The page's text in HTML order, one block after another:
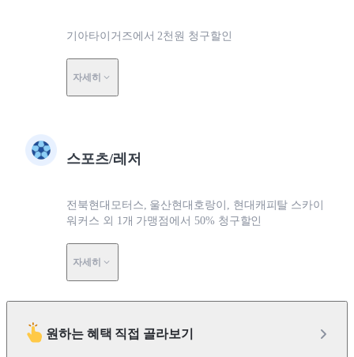
기아타이거즈에서 2천원 청구할인
자세히
스포츠/레저
전북현대모터스, 울산현대호랑이, 현대캐피탈 스카이
워커스 외 1개 가맹점에서 50% 청구할인
자세히
원하는 혜택 직접 골라보기